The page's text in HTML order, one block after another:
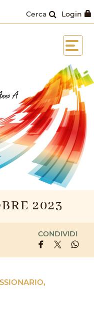
Login
Cerca
2023
CONDIVIDI